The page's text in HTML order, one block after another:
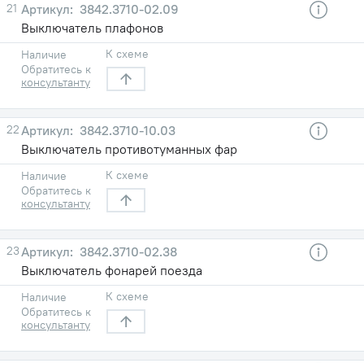
21
3842.3710-02.09
Выключатель плафонов
Наличие
Обратитесь к
консультанту
К схеме
22
3842.3710-10.03
Выключатель противотуманных фар
Наличие
Обратитесь к
консультанту
К схеме
23
3842.3710-02.38
Выключатель фонарей поезда
Наличие
Обратитесь к
консультанту
К схеме